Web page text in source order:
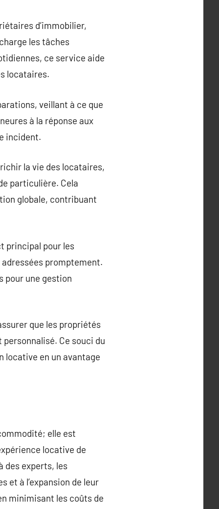
d’immobilier,
les tâches
ce service aide
locataires.
veillant à ce que
à la réponse aux
incident.
la vie des locataires,
particulière. Cela
globale, contribuant
principal pour les
promptement.
pour une gestion
que les propriétés
Ce souci du
en un avantage
elle est
locative de
des experts, les
et à l’expansion de leur
minimisant les coûts de